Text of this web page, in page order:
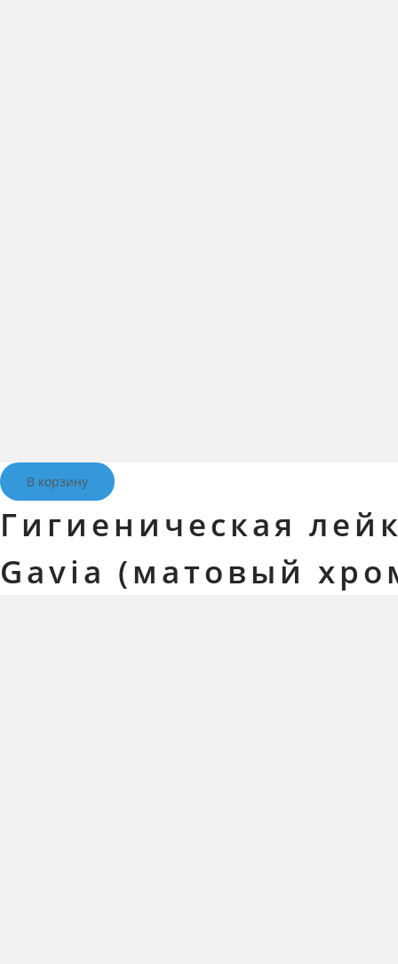
В корзину
Гигиеническая
Gavia (матовый